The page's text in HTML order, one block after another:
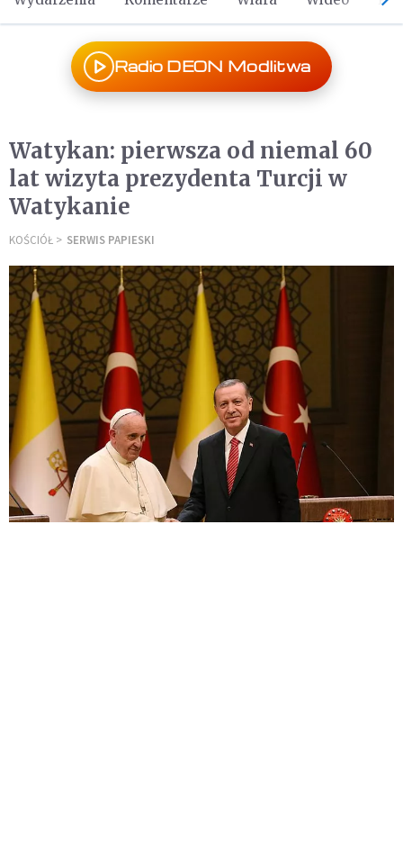
Radio DEON Modlitwa
Watykan: pierwsza od niemal 60
lat wizyta prezydenta Turcji w
Watykanie
KOŚCIÓŁ SERWIS PAPIESKI